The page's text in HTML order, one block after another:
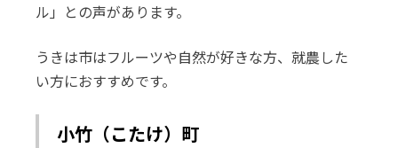
ル」との声があります。
うきは市はフルーツや自然が好きな方、就農した
い方におすすめです。
小竹（こたけ）町